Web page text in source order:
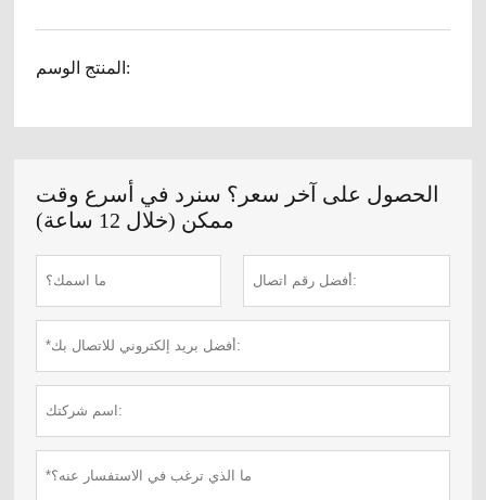
المنتج الوسم:
الحصول على آخر سعر؟ سنرد في أسرع وقت
ممكن (خلال 12 ساعة)